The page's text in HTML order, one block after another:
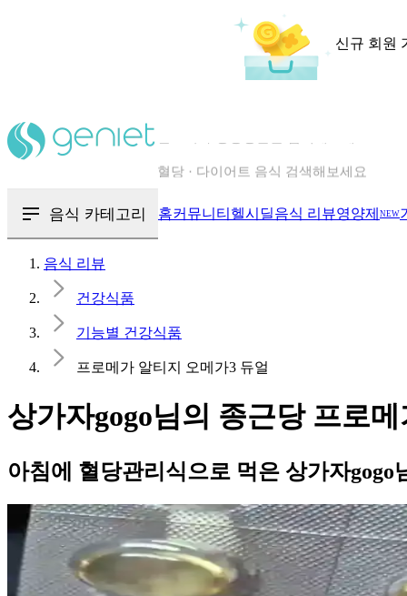
신규 회원
음식 카테고리 홈커뮤니티 헬시딜음식 리뷰영양제 NEW
음식 리뷰
건강식품
기능별 건강식품
프로메가 알티지 오메가3 듀얼
상가자gogo님의 종근당 프로
아침에 혈당관리식으로 먹은 상가자